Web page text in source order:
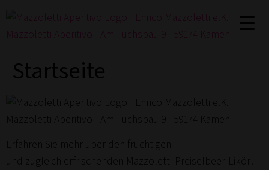
Startseite
Erfahren Sie mehr über den fruchtigen
und zugleich erfrischenden Mazzoletti-Preiselbeer-Likör!